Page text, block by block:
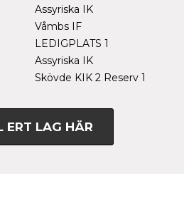
Assyriska IK
Våmbs IF
LEDIGPLATS 1
Assyriska IK
Skövde KIK 2 Reserv 1
ERT LAG HÄR